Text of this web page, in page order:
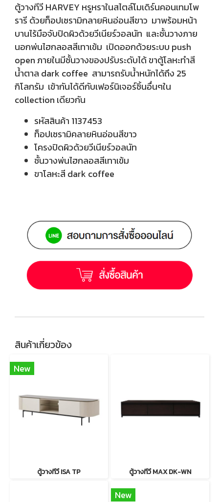
ตู้วางทีวี HARVEY หรูหราในสไตล์โมเดิร์นคอนเทมโพ
รารี ด้วยท็อปเซรามิกลายหินอ่อนสีขาว มาพร้อมหน้า
บานไร้มือจับปิดผิวด้วยวีเนียร์วอลนัท และชั้นวางภาย
นอกพ่นไฮกลอสสีเทาเข้ม เปิดออกด้วยระบบ push
open ภายในมีชั้นวางของปรับระดับได้ ขาตู้โลหะทำสี
น้ำตาล dark coffee สามารถรับน้ำหนักได้ถึง 25
กิโลกรัม เข้ากันได้ดีกับเฟอร์นิเจอร์ชิ้นอื่นๆใน
collection เดียวกัน
รหัสสินค้า 1137453
ท็อปเซรามิคลายหินอ่อนสีขาว
โครงปิดผิวด้วยวีเนียร์วอลนัท
ชั้นวางพ่นไฮกลอสสีเทาเข้ม
ขาโลหะสี dark coffee
สินค้าเกี่ยวข้อง
New
ตู้วางทีวี ISA TP ตู้วางทีวี MAX DK-WN
New